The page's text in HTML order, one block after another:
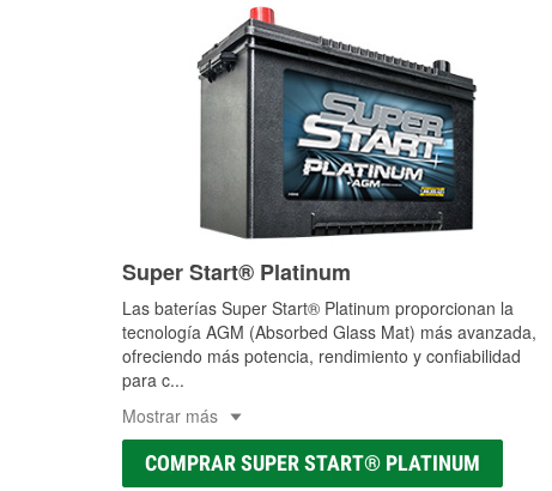
Super Start® Platinum
Las baterías Super Start® Platinum proporcionan la
tecnología AGM (Absorbed Glass Mat) más avanzada,
ofreciendo más potencia, rendimiento y confiabilidad
para c...
Mostrar más
COMPRAR SUPER START® PLATINUM